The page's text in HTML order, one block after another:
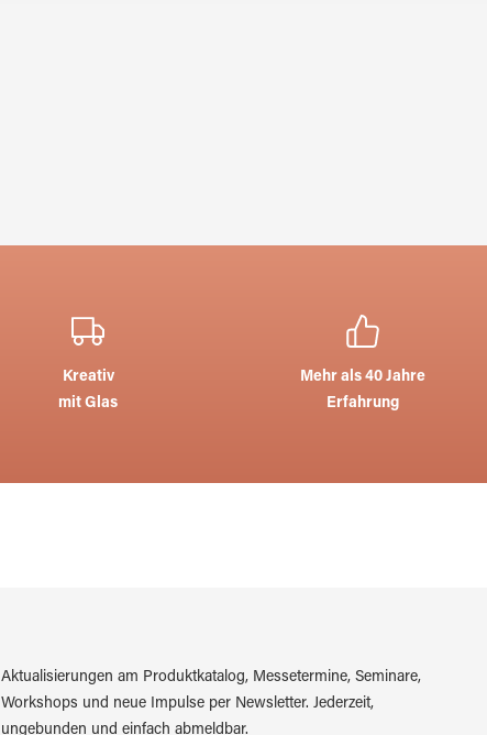
Kreativ
mit Glas
Mehr als 40 Jahre
Erfahrung
Aktualisierungen am Produktkatalog, Messetermine, Seminare,
Workshops und neue Impulse per Newsletter. Jederzeit,
ungebunden und einfach abmeldbar.